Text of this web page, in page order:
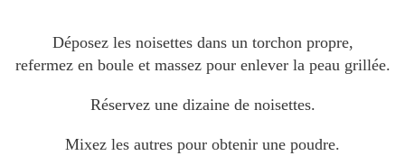
Déposez les noisettes dans un torchon propre,
refermez en boule et massez pour enlever la peau grillée.
Réservez une dizaine de noisettes.
Mixez les autres pour obtenir une poudre.